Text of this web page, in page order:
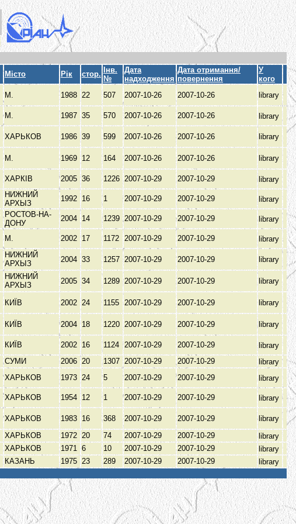
Місто Рік стор.
Інв.
№
Дата
надходження
Дата отримання/
повернення
У
кого
М. 1988 22 507 2007-10-26 2007-10-26 library
М. 1987 35 570 2007-10-26 2007-10-26 library
ХАРЬКОВ 1986 39 599 2007-10-26 2007-10-26 library
М. 1969 12 164 2007-10-26 2007-10-26 library
ХАРКІВ 2005 36 1226 2007-10-29 2007-10-29 library
НИЖНИЙ
АРХЫЗ
1992 16 1 2007-10-29 2007-10-29 library
РОСТОВ-НА-
ДОНУ
2004 14 1239 2007-10-29 2007-10-29 library
М. 2002 17 1172 2007-10-29 2007-10-29 library
НИЖНИЙ
АРХЫЗ
2004 33 1257 2007-10-29 2007-10-29 library
НИЖНИЙ
АРХЫЗ
2005 34 1289 2007-10-29 2007-10-29 library
КИЇВ 2002 24 1155 2007-10-29 2007-10-29 library
КИЇВ 2004 18 1220 2007-10-29 2007-10-29 library
КИЇВ 2002 16 1124 2007-10-29 2007-10-29
library
СУМИ 2006 20 1307 2007-10-29 2007-10-29
library
ХАРЬКОВ 1973 24 5 2007-10-29 2007-10-29 library
ХАРЬКОВ 1954 12 1 2007-10-29 2007-10-29 library
ХАРЬКОВ 1983 16 368 2007-10-29 2007-10-29
library
ХАРЬКОВ 1972 20 74 2007-10-29 2007-10-29
library
ХАРЬКОВ 1971 6 10 2007-10-29 2007-10-29
library
КАЗАНЬ 1975 23 289 2007-10-29 2007-10-29
library